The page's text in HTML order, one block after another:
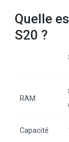
Quelle
S20 ?
RAM
Capacité